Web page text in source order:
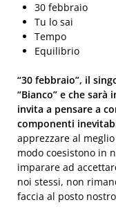
30 febbraio
Tu lo sai
Tempo
Equilibrio
“30 febbraio”, il
“Bianco” e che
invita a pensare a
componenti
apprezzare al
modo coesistono in
imparare ad
noi stessi, non
faccia al posto